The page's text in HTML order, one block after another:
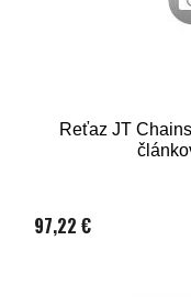
Reťaz JT
97,22 €